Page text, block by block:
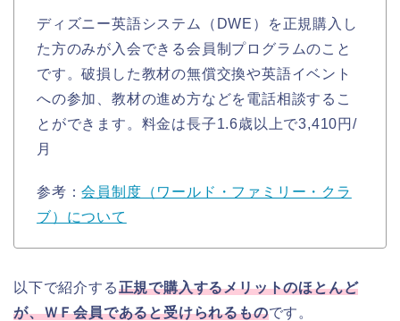
ディズニー英語システム（DWE）を正規購入し
た方のみが入会できる会員制プログラムのこと
です。破損した教材の無償交換や英語イベント
への参加、教材の進め方などを電話相談するこ
とができます。料金は長子1.6歳以上で3,410円/
月
参考：会員制度（ワールド・ファミリー・クラ
ブ）について
以下で紹介する正規で購入するメリットのほとんど
が、ＷＦ会員であると受けられるものです。